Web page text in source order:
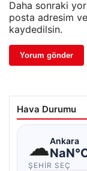
Daha sonraki
posta adresim
kaydedilsin.
Hava Durumu
☁Ankara
ŞEHIR SEÇ